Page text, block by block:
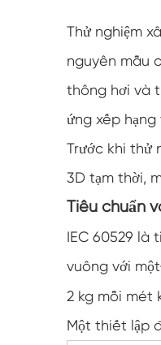
Thử nghiệm
nguyên mẫu
thông hơi và
ứng xếp hạng
Trước khi thử
3D tạm thời,
Tiêu chuẩn
IEC 60529 là
vuông với một
2 kg mỗi mét
Một thiết lập